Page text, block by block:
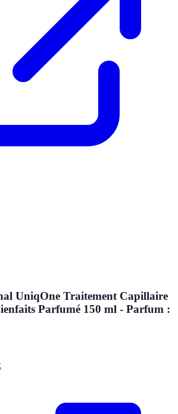
UniqOne Traitement Capillaire
Parfumé 150 ml - Parfum :